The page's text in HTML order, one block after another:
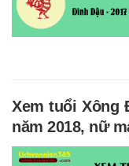
Xem tuổi Xông
năm 2018, nữ